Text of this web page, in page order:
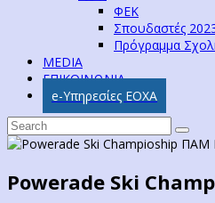
ΦΕΚ
Σπουδαστές
Πρόγραμμα
MEDIA
ΕΠΙΚΟΙΝΩΝΙΑ
e-Υπηρεσίες ΕΟΧΑ
Powerade Ski